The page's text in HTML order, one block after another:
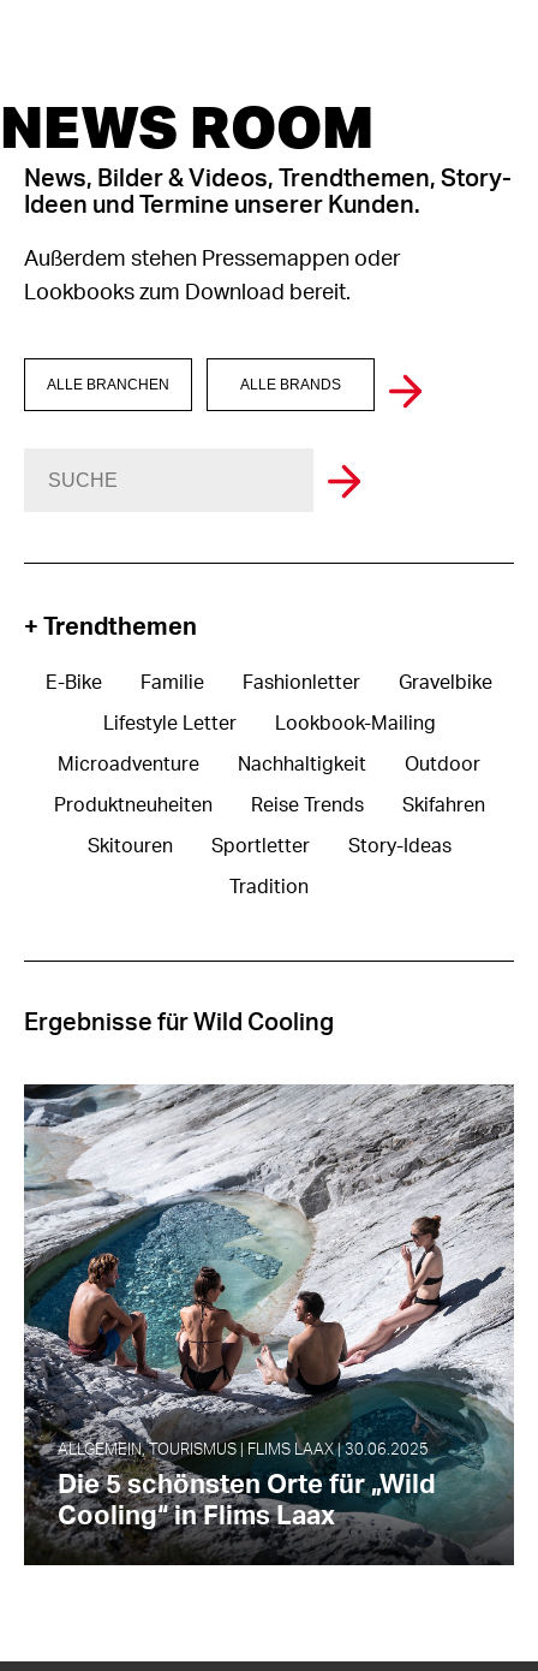
NEWS ROOM
News, Bilder & Videos, Trendthemen, Story-
Ideen und Termine unserer Kunden.
Außerdem stehen Pressemappen oder
Lookbooks zum Download bereit.
ALLE BRANCHEN ALLE BRANDS
+ Trendthemen
E-Bike Familie Fashionletter Gravelbike
Lifestyle Letter Lookbook-Mailing
Microadventure Nachhaltigkeit Outdoor
Produktneuheiten Reise Trends Skifahren
Skitouren Sportletter Story-Ideas
Tradition
Ergebnisse für Wild Cooling
ALLGEMEIN, TOURISMUS | FLIMS LAAX | 30.06.2025
Die 5 schönsten Orte für „Wild
Cooling“ in Flims Laax